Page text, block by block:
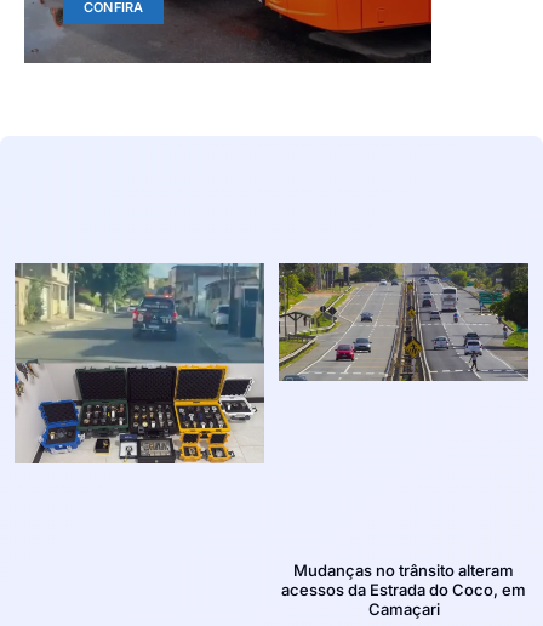
CONFIRA
Mudanças no trânsito alteram
acessos da Estrada do Coco, em
Camaçari